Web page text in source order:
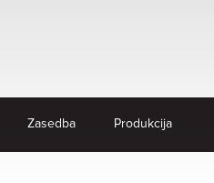
Zasedba Produkcija